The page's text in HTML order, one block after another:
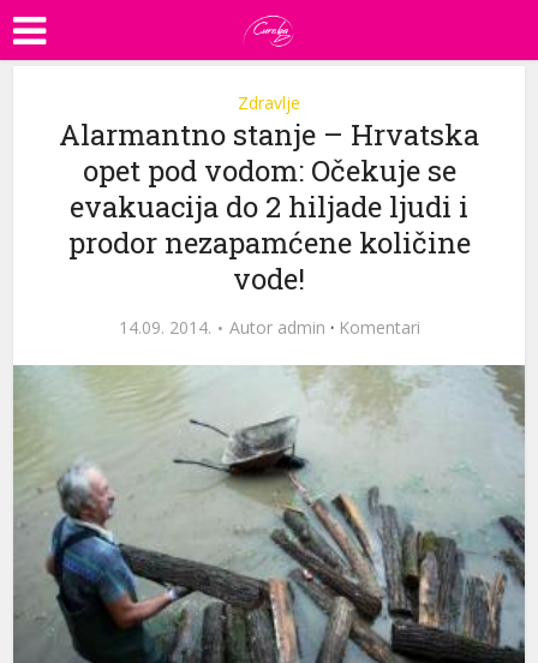
Zdravlje
Alarmantno stanje – Hrvatska
opet pod vodom: Očekuje se
evakuacija do 2 hiljade ljudi i
prodor nezapamćene količine
vode!
14.09. 2014. Autor admin · Komentari